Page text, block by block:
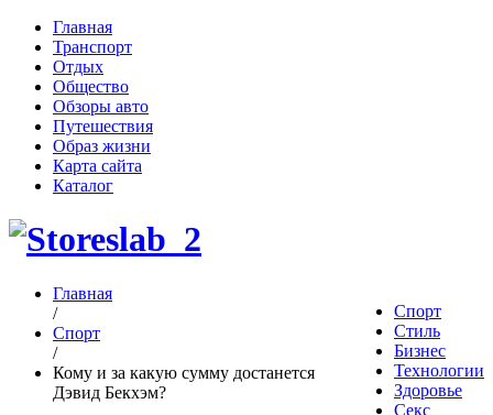
Главная
Транспорт
Отдых
Общество
Обзоры авто
Путешествия
Образ жизни
Карта сайта
Каталог
Спорт
Стиль
Бизнес
Технологии
Здоровье
Секс
Главная
/
Спорт
/
Кому и за какую сумму достанется
Дэвид Бекхэм?